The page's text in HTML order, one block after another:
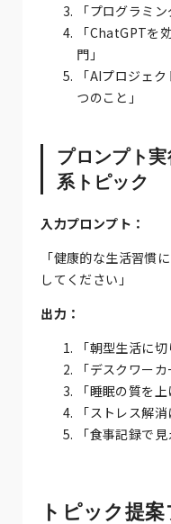
「プログラミ
「ChatGPTを
門」
「AIプロジェ
つのこと」
プロンプト
系トピック
入力プロンプト：
「健康的な生活習慣
してください」
出力：
「朝型生活に
「デスクワー
「睡眠の質を
「ストレス解
「食事記録で
トピック提